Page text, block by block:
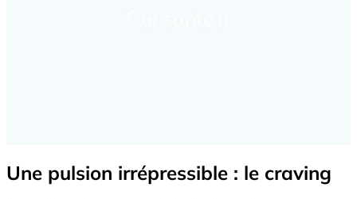
Une pulsion irrépressible : le craving